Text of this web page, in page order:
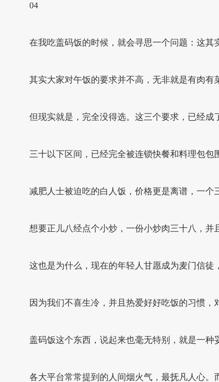
04
在我吃盖码饭的时候，就会寻思一个问题：这
其实大家对午饭的要求并不高，无非就是有肉有
但现实就是，完全没得选。这三个要求，已经成
三十以下区间，已经完全被连锁快餐和料理包
减肥人士被迫吃的白人饭，价格更是离谱，一
想要正儿八经点个小炒，一份小炒肉三十八，
这也是为什么，现在的年轻人甘愿成为麦门信
因为我们不喜生冷，并且热爱好好吃饭的习惯
盖码饭这个东西，说起来也毫无特别，就是一
各大平台常常提到的人间烟火气，最抚凡人心